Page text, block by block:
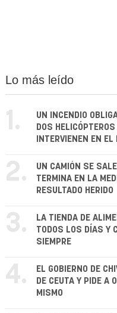
Lo más leído
1.
UN INCENDIO
DOS
INTERVIENEN EN EL
2.
UN CAMIÓN SE
TERMINA EN LA
RESULTADO HERIDO
3.
LA TIENDA DE
TODOS LOS DÍAS Y
SIEMPRE
4.
EL GOBIERNO DE
DE CEUTA Y PIDE A
MISMO